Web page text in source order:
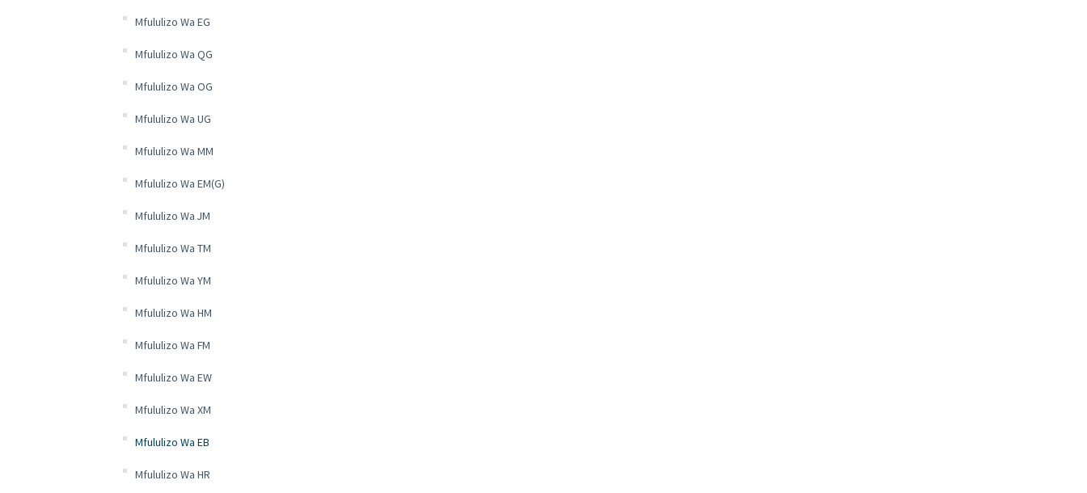
Mfululizo Wa EG
Mfululizo Wa QG
Mfululizo Wa OG
Mfululizo Wa UG
Mfululizo Wa MM
Mfululizo Wa EM(G)
Mfululizo Wa JM
Mfululizo Wa TM
Mfululizo Wa YM
Mfululizo Wa HM
Mfululizo Wa FM
Mfululizo Wa EW
Mfululizo Wa XM
Mfululizo Wa EB
Mfululizo Wa HR